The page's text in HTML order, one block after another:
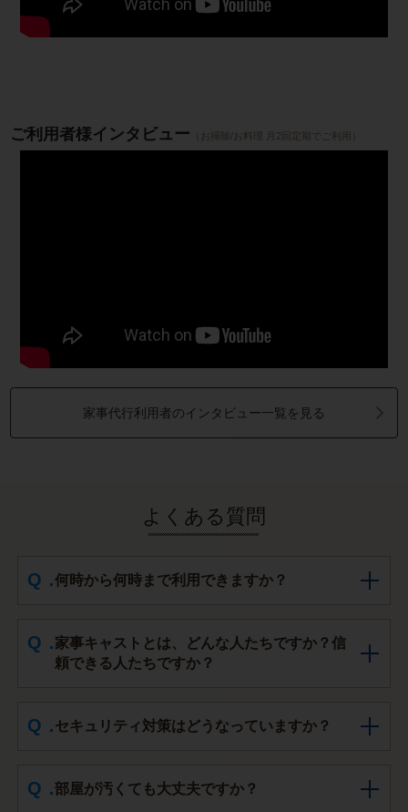
ご利用者様インタビュー （お掃除/お料理 月2回定期でご利用）
家事代行利用者のインタビュー一覧を見る
よくある質問
何時から何時まで利用できますか？
家事キャストとは、どんな人たちですか？信
頼できる人たちですか？
セキュリティ対策はどうなっていますか？
部屋が汚くても大丈夫ですか？